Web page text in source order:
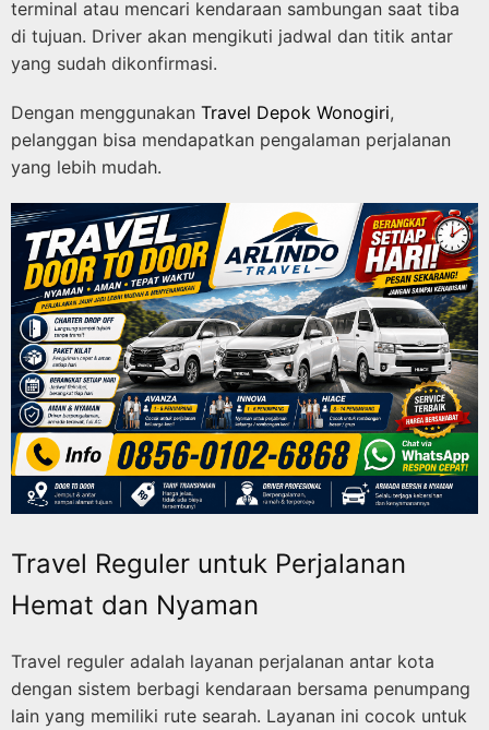
terminal atau mencari kendaraan sambungan saat tiba
di tujuan. Driver akan mengikuti jadwal dan titik antar
yang sudah dikonfirmasi.
Dengan menggunakan Travel Depok Wonogiri,
pelanggan bisa mendapatkan pengalaman perjalanan
yang lebih mudah.
Travel Reguler untuk Perjalanan
Hemat dan Nyaman
Travel reguler adalah layanan perjalanan antar kota
dengan sistem berbagi kendaraan bersama penumpang
lain yang memiliki rute searah. Layanan ini cocok untuk